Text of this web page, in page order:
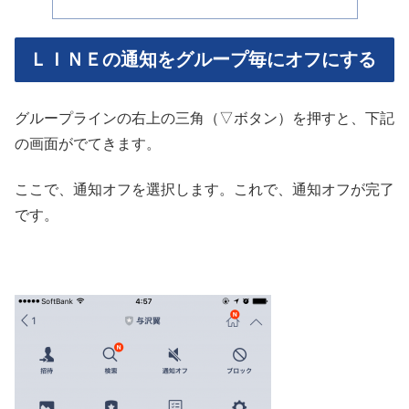
ＬＩＮＥの通知をグループ毎にオフにする
グループラインの右上の三角（▽ボタン）を押すと、下記
の画面がでてきます。
ここで、通知オフを選択します。これで、通知オフが完了
です。